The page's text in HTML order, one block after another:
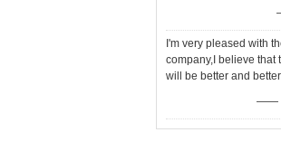
I'm very pleased with
company,I believe that
will be better and
——